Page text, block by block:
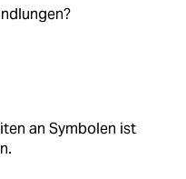
an Symbolen ist